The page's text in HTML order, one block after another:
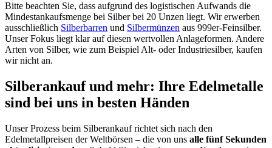
Bitte beachten Sie, dass aufgrund des logistischen Aufwands die
Mindestankaufsmenge bei Silber bei 20 Unzen liegt. Wir erwerben
ausschließlich Silberbarren und Silbermünzen aus 999er-Feinsilber.
Unser Fokus liegt klar auf diesen wertvollen Anlageformen. Andere
Arten von Silber, wie zum Beispiel Alt- oder Industriesilber, kaufen
wir nicht an.
Silberankauf und mehr: Ihre Edelmetalle
sind bei uns in besten Händen
Unser Prozess beim Silberankauf richtet sich nach den
Edelmetallpreisen der Weltbörsen – die von uns alle fünf Sekunden